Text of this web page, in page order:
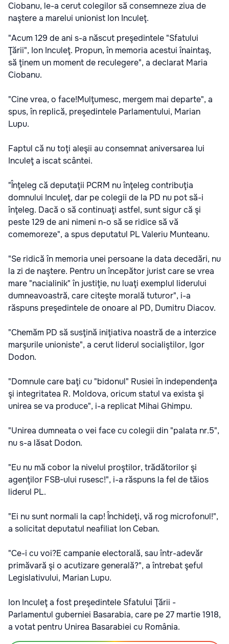
Ciobanu, le-a cerut colegilor să consemneze ziua de
naştere a marelui unionist Ion Inculeţ.
"Acum 129 de ani s-a născut preşedintele "Sfatului
Ţării", Ion Inculeţ. Propun, în memoria acestui înaintaş,
să ţinem un moment de reculegere", a declarat Maria
Ciobanu.
"Cine vrea, o face!Mulţumesc, mergem mai departe", a
spus, în replică, preşedintele Parlamentului, Marian
Lupu.
Faptul că nu toţi aleşii au consemnat aniversarea lui
Inculeţ a iscat scântei.
"Înţeleg că deputaţii PCRM nu înţeleg contribuţia
domnului Inculeţ, dar pe colegii de la PD nu pot să-i
înţeleg. Dacă o să continuaţi astfel, sunt sigur că şi
peste 129 de ani nimeni n-o să se ridice să vă
comemoreze", a spus deputatul PL Valeriu Munteanu.
"Se ridică în memoria unei persoane la data decedări, nu
la zi de naştere. Pentru un începător jurist care se vrea
mare "nacialinik" în justiţie, nu luaţi exemplul liderului
dumneavoastră, care citeşte morală tuturor", i-a
răspuns preşedintele de onoare al PD, Dumitru Diacov.
"Chemăm PD să susţină iniţiativa noastră de a interzice
marşurile unioniste", a cerut liderul socialiştilor, Igor
Dodon.
"Domnule care baţi cu "bidonul" Rusiei în independenţa
şi integritatea R. Moldova, oricum statul va exista şi
unirea se va produce", i-a replicat Mihai Ghimpu.
"Unirea dumneata o vei face cu colegii din "palata nr.5",
nu s-a lăsat Dodon.
"Eu nu mă cobor la nivelul proştilor, trădătorilor şi
agenţilor FSB-ului rusesc!", i-a răspuns la fel de tăios
liderul PL.
"Ei nu sunt normali la cap! Închideţi, vă rog microfonul!",
a solicitat deputatul neafiliat Ion Ceban.
"Ce-i cu voi?E campanie electorală, sau într-adevăr
primăvară şi o acutizare generală?", a întrebat şeful
Legislativului, Marian Lupu.
Ion Inculeţ a fost preşedintele Sfatului Ţării -
Parlamentul guberniei Basarabia, care pe 27 martie 1918,
a votat pentru Unirea Basarabiei cu România.